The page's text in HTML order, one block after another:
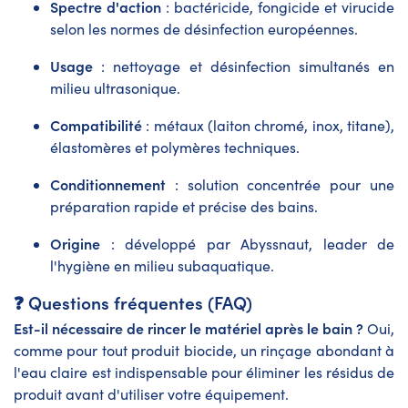
Spectre d'action : bactéricide, fongicide et virucide
selon les normes de désinfection européennes.
Usage : nettoyage et désinfection simultanés en
milieu ultrasonique.
Compatibilité : métaux (laiton chromé, inox, titane),
élastomères et polymères techniques.
Conditionnement : solution concentrée pour une
préparation rapide et précise des bains.
Origine : développé par Abyssnaut, leader de
l'hygiène en milieu subaquatique.
❓ Questions fréquentes (FAQ)
Est-il nécessaire de rincer le matériel après le bain ? Oui,
comme pour tout produit biocide, un rinçage abondant à
l'eau claire est indispensable pour éliminer les résidus de
produit avant d'utiliser votre équipement.